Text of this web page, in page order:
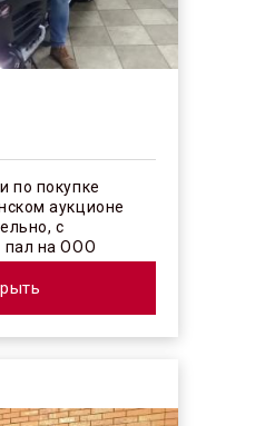
по покупке
аукционе
с
пал на ООО
отзывов в